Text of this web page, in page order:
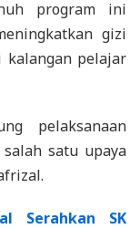
program ini
gizi
kalangan pelajar
pelaksanaan
satu upaya
Serahkan SK